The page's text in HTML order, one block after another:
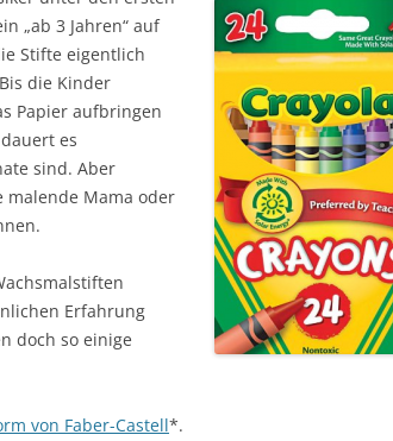
„ab 3 Jahren“ auf
Stifte eigentlich
die Kinder
Papier aufbringen
es
sind. Aber
malende Mama oder
Erfahrung
doch so einige
von Faber-Castell*.